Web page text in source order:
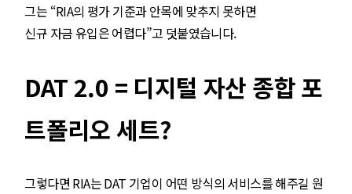
그는 “RIA의 평가 기준과 안목에 맞추지 못하면
신규 자금 유입은 어렵다”고 덧붙였습니다.
DAT 2.0 = 디지털 자산 종합 포
트폴리오 세트?
그렇다면 RIA는 DAT 기업이 어떤 방식의 서비스를 해주길 원